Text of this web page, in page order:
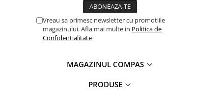
Vreau sa primesc newsletter cu promotiile
magazinului. Afla mai multe in Politica de
Confidentialitate
MAGAZINUL COMPAS
PRODUSE